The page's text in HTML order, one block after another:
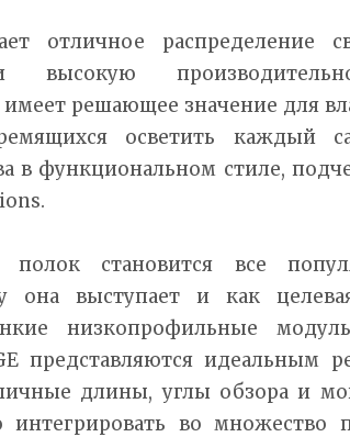
отличное распределение
высокую
решающее значение для
осветить каждый
в функциональном стиле,
полок становится все
она выступает и как
низкопрофильные
представляются идеальным
длины, углы обзора и
во множество